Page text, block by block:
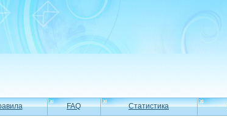
FAQ Статистика